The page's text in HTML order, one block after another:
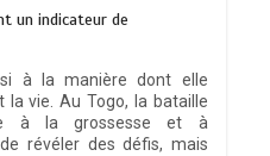
un indicateur de
à la manière dont elle
la vie. Au Togo, la bataille
à la grossesse et à
révéler des défis, mais